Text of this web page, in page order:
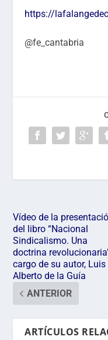
https://
@fe_cantabria
Vídeo de la
del libro “Nacional
Sindicalismo. Una
doctrina
cargo de su autor, Luis
Alberto de la Guía
ANTERIOR
ARTÍCULOS